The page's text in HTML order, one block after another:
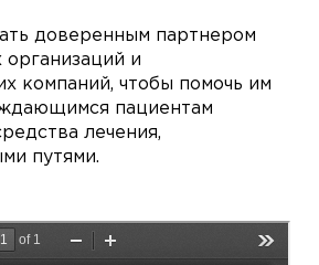
доверенным партнером
и
компаний, чтобы помочь им
пациентам
лечения,
путями.